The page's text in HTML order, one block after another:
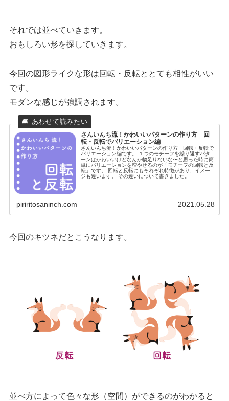
それでは並べていきます。
おもしろい形を探していきます。
今回の図形ライクな形は回転・反転ととても相性がいい
です。
モダンな感じが強調されます。
さんいんち流！かわいいパターンの作り方 回
転・反転でバリエーション編
さんいんち流！かわいいパターンの作り方 回転・反転で
バリエーション編です。 １つのモチーフを繰り返すパタ
ーンはかわいいけどなんか物足りないな〜と思った時に簡
単にバリエーションを増やせるのが「モチーフの回転と反
転」です。 回転と反転にもそれぞれ特徴があり、イメー
ジも違います。 その違いについて書きました。
piriritosaninch.com 2021.05.28
今回のキツネだとこうなります。
並べ方によって色々な形（空間）ができるのがわかると